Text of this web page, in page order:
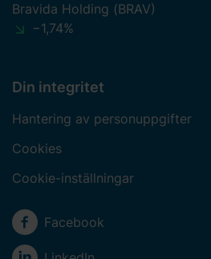
Bravida Holding (BRAV)
−1,74%
Din integritet
Hantering av personuppgifter
Cookies
Cookie-inställningar
Sociala medier
Facebook